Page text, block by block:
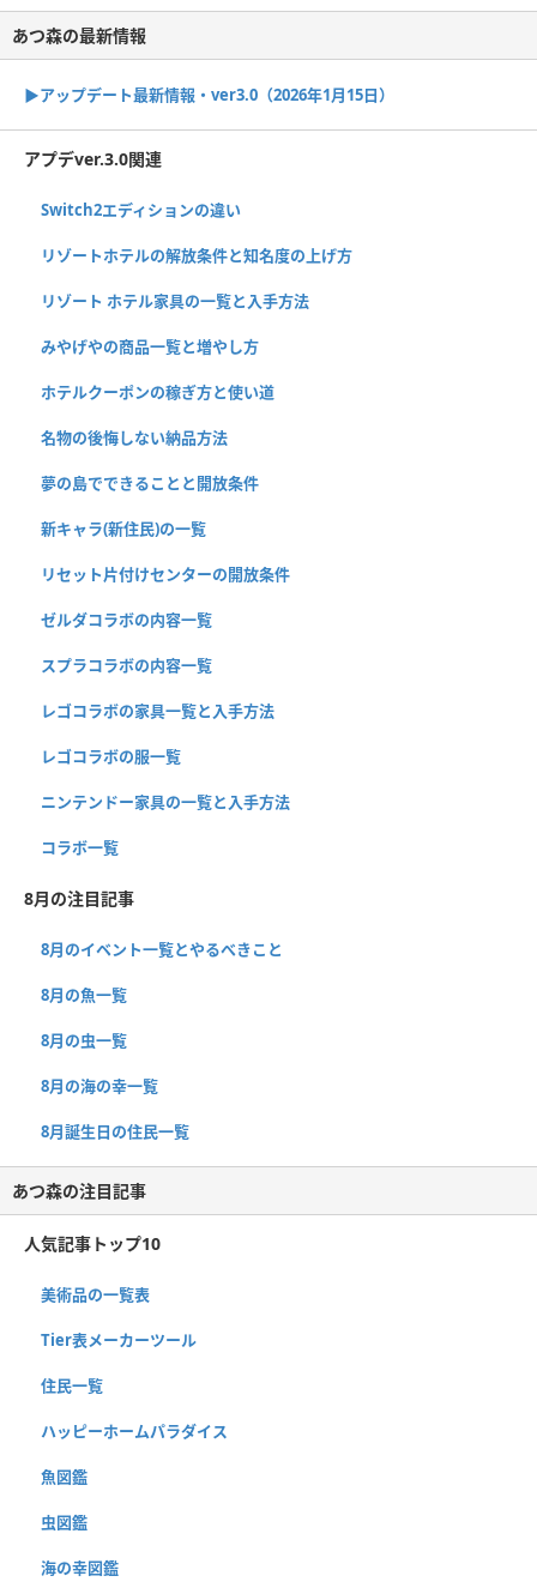
あつ森の最新情報
▶︎アップデート最新情報・ver3.0（2026年1月15日）
アプデver.3.0関連
Switch2エディションの違い
リゾートホテルの解放条件と知名度の上げ方
リゾート ホテル家具の一覧と入手方法
みやげやの商品一覧と増やし方
ホテルクーポンの稼ぎ方と使い道
名物の後悔しない納品方法
夢の島でできることと開放条件
新キャラ(新住民)の一覧
リセット片付けセンターの開放条件
ゼルダコラボの内容一覧
スプラコラボの内容一覧
レゴコラボの家具一覧と入手方法
レゴコラボの服一覧
ニンテンドー家具の一覧と入手方法
コラボ一覧
8月の注目記事
8月のイベント一覧とやるべきこと
8月の魚一覧
8月の虫一覧
8月の海の幸一覧
8月誕生日の住民一覧
あつ森の注目記事
人気記事トップ10
美術品の一覧表
Tier表メーカーツール
住民一覧
ハッピーホームパラダイス
魚図鑑
虫図鑑
海の幸図鑑